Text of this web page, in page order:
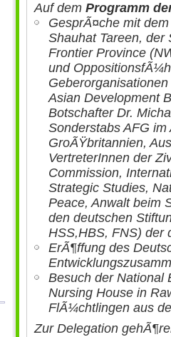
Auf dem Programm
GesprÃ¤che mit
Shauhat Tareen, der
Frontier Province
und
Asian Development
Botschafter Dr.
Sonderstabs AFG
GroÃŸbritannien,
VertreterInnen der
Commission,
Strategic Studies,
Peace, Anwalt beim
den deutschen
HSS,HBS, FNS) der
ErÃ¶ffung des
Besuch der National
Nursing House in
FlÃ¼chtlingen aus
Zur Delegation